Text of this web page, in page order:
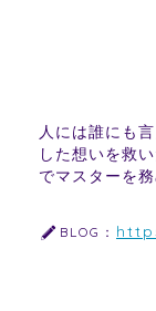
人には誰にも
した想いを救
でマスターを
BLOG：